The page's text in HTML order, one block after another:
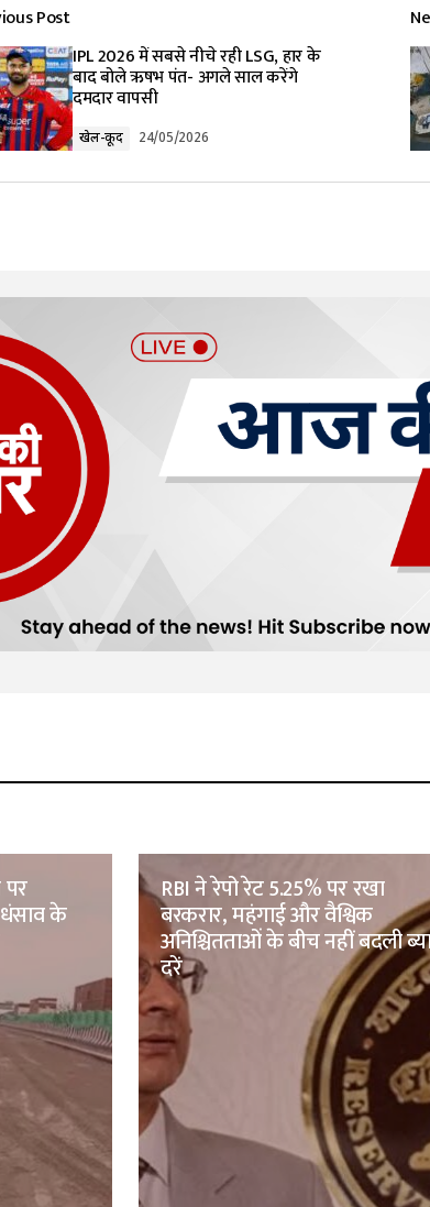
email address will not be published. Required
*
Post
IPL 2026 में सबसे नीचे रही LSG, हार के
बाद बोले ऋषभ पंत- अगले साल करेंगे
दमदार वापसी
खेल-कूद 24/05/2026
के
RBI ने रेपो रेट 5.25% पर रखा
बरकरार, महंगाई और वैश्विक
अनिश्चितताओं के बीच नहीं बदली
दरें